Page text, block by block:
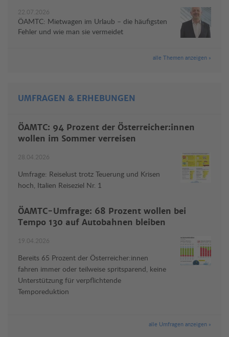
22.07.2026
ÖAMTC: Mietwagen im Urlaub – die häufigsten
Fehler und wie man sie vermeidet
alle Themen anzeigen »
UMFRAGEN & ERHEBUNGEN
ÖAMTC: 94 Prozent der Österreicher:innen
wollen im Sommer verreisen
28.04.2026
Umfrage: Reiselust trotz Teuerung und Krisen
hoch, Italien Reiseziel Nr. 1
ÖAMTC-Umfrage: 68 Prozent wollen bei
Tempo 130 auf Autobahnen bleiben
19.04.2026
Bereits 65 Prozent der Österreicher:innen
fahren immer oder teilweise spritsparend, keine
Unterstützung für verpflichtende
Temporeduktion
alle Umfragen anzeigen »